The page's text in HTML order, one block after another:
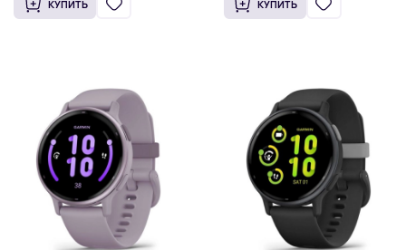
КУПИТЬ КУПИТЬ